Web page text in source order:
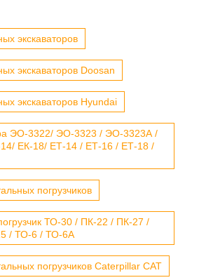
экскаваторов
экскаваторов Doosan
экскаваторов Hyundai
ЭО-3322/ ЭО-3323 / ЭО-3323А /
ЕК-18/ ЕТ-14 / ЕТ-16 / ЕТ-18 /
погрузчиков
ТО-30 / ПК-22 / ПК-27 /
/ ТО-6 / ТО-6А
погрузчиков Caterpillar CAT